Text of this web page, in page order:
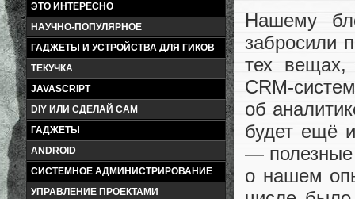
ЭТО ИНТЕРЕСНО
НАУЧНО-ПОПУЛЯРНОЕ
ГАДЖЕТЫ И УСТРОЙСТВА ДЛЯ ГИКОВ
ТЕКУЧКА
JAVASCRIPT
DIY ИЛИ СДЕЛАЙ САМ
ГАДЖЕТЫ
ANDROID
СИСТЕМНОЕ АДМИНИСТРИРОВАНИЕ
УПРАВЛЕНИЕ ПРОЕКТАМИ
Нашему
забросили
тех вещах,
CRM-
об
будет ещё
— полезные
о нашем